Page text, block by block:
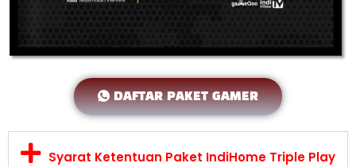
DAFTAR PAKET GAMER
Syarat Ketentuan Paket IndiHome Triple Play